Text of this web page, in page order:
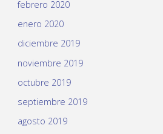
febrero 2020
enero 2020
diciembre 2019
noviembre 2019
octubre 2019
septiembre 2019
agosto 2019